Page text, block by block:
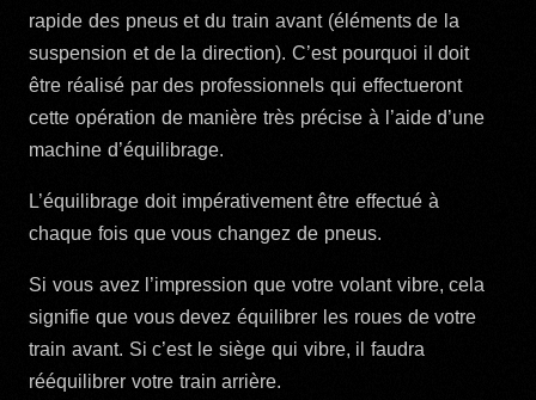
rapide des pneus et du train avant (éléments de la
suspension et de la direction). C’est pourquoi il doit
être réalisé par des professionnels qui effectueront
cette opération de manière très précise à l’aide d’une
machine d’équilibrage.
L’équilibrage doit impérativement être effectué à
chaque fois que vous changez de pneus.
Si vous avez l’impression que votre volant vibre, cela
signifie que vous devez équilibrer les roues de votre
train avant. Si c’est le siège qui vibre, il faudra
rééquilibrer votre train arrière.